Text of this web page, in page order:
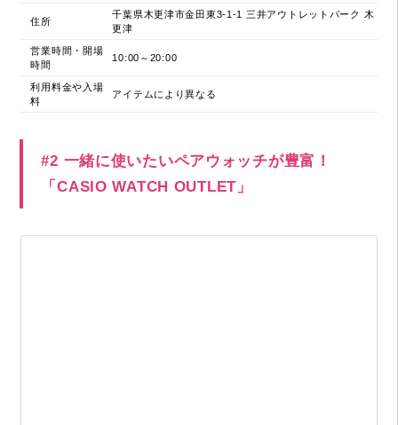
住所
千葉県木更津市金田東3-1-1 三井アウトレットパーク 木
更津
営業時間・開場
時間
10:00～20:00
利用料金や入場
料
アイテムにより異なる
#2 一緒に使いたいペアウォッチが豊富！
「CASIO WATCH OUTLET」